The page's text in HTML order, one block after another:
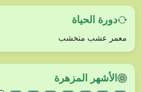
دورة الحياة
معمر عشب متخشب
الأشهر المزهرة